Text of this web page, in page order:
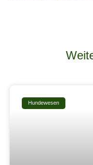
Hundewesen